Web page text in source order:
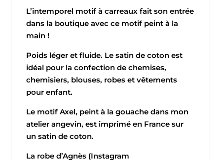
L’intemporel motif à carreaux fait son entrée
dans la boutique avec ce motif peint à la
main !
Poids léger et fluide. Le satin de coton est
idéal pour la confection de chemises,
chemisiers, blouses, robes et vêtements
pour enfant.
Le motif Axel, peint à la gouache dans mon
atelier angevin, est imprimé en France sur
un satin de coton.
La robe d’Agnès (Instagram